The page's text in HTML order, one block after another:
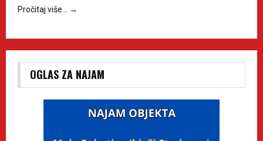
Pročitaj više…
→
OGLAS ZA NAJAM